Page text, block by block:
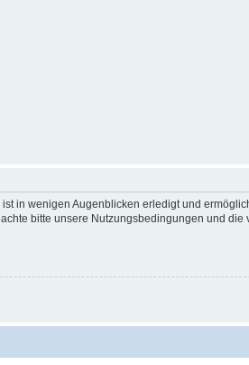
in wenigen Augenblicken erledigt und
bitte unsere Nutzungsbedingungen und